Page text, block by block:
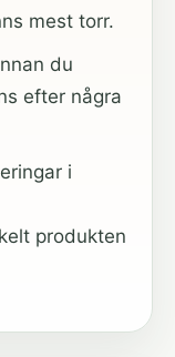
mest torr.
du
efter några
i
produkten